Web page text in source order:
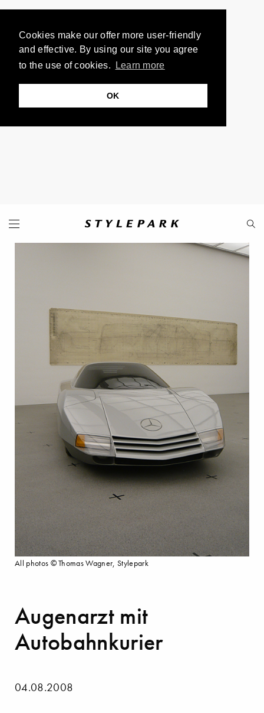
Cookies make our offer more user-friendly
and effective. By using our site you agree
to the use of cookies.
Learn more
OK
Augenarzt mit
Autobahnkurier
04.08.2008
All photos © Thomas Wagner, Stylepark